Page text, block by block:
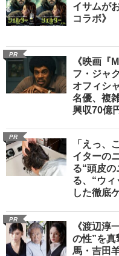
イサムが
コラボ》
PR
《映画『
フ・ジャ
オフィシ
名優、複
興収70億
PR
「えっ、
イターの
る“頭皮の
る、“ウ
した徹底
PR
《渡辺淳
の性”を真
馬・吉田